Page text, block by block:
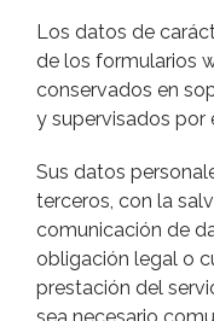
Los datos de
de los formularios
conservados en
y supervisados por
Sus datos
terceros, con la
comunicación de
obligación legal o
prestación del